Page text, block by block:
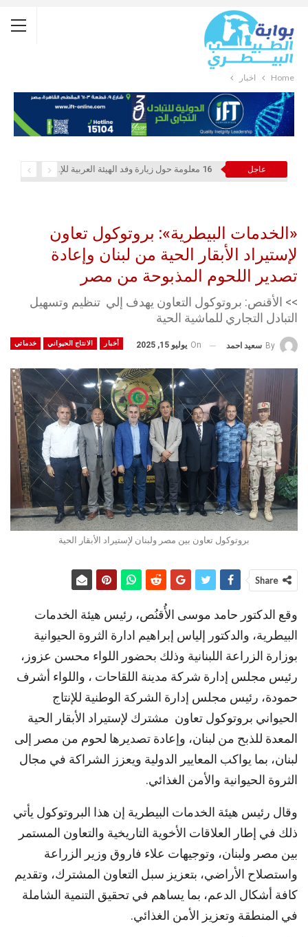
Home أخبار
عاجل 16 معلومة حول زيارة وفد الهيئة العربية للإستثمار والإنماء الزراعي إلي السعودية
«الخدمات البيطرية»: بروتوكول تعاون
لإستيراد الأبقار الحية من لبنان وإعادة
تصدير اللحوم المذبوحة من مصر
>> الأقنص: بروتوكول التعاون يهدف إلي تنظيم وتسهيل
التبادل التجاري للماشية الحية
أخبار الانتاج الحيواني خدماتي By سعيد احمد On يوليو 15, 2025
بروتوكول تعاون بين مصر ولبنان لإستيراد الأبقار الحية
Share
وقع الدكتور حامد موسى الأُقنُص، رئيس هيئة الخدمات
البيطرية، والدكتور إلياس إبراهيم ادارة الثروة الحيوانية
بوزارة الزراعة اللبنانية وذلك بحضور اللواء محسن عزوز،
رئيس مجلس إدارة شركة مدينة اللقاحات ، واللواء أشرف
حمودة، رئيس مجلس إدارة الشركة الوطنية للإنتاج
الحيواني بروتوكول تعاون مشترك لإستيراد الأبقار الحية
المعدة للذبح من لبنان، وإعادة تصديرها لحوم من مصر إلى
لبنان، بما يواكب المعايير الدولية ويعزز الشراكة في مجال
الثروة الحيوانية والأمن الغذائي.
وقال رئيس هيئة الخدمات البيطرية إن هذا البروتوكول يأتي
ذلك في إطار العلاقات الأخوية التاريخية والتعاون المستمر
بين مصر ولبنان، وتوجيهات علاء فاروق وزير الزراعة
واستصلاح الأراضي، بتعزيز سبل التعاون المشترك، وتقديم
كافة أشكال الدعم، بما يساهم في تحقيق التنمية الشاملة
في المنطقة وتعزيز الأمن الغذائي.